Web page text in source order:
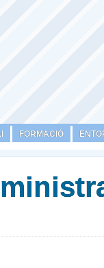
FORMACIÓ